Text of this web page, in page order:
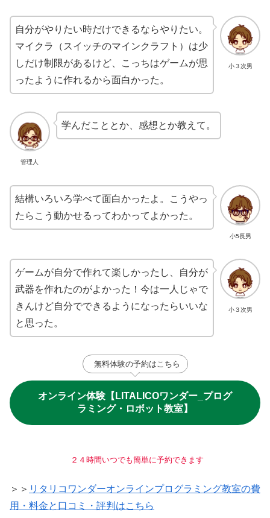
小３次男
自分がやりたい時だけできるならやりたい。
マイクラ（スイッチのマインクラフト）は少
しだけ制限があるけど、こっちはゲームが思
ったように作れるから面白かった。
管理人
学んだこととか、感想とか教えて。
小5長男
結構いろいろ学べて面白かったよ。こうやっ
たらこう動かせるってわかってよかった。
小３次男
ゲームが自分で作れて楽しかったし、自分が
武器を作れたのがよかった！今は一人じゃで
きんけど自分でできるようになったらいいな
と思った。
無料体験の予約はこちら
オンライン体験【LITALICOワンダー_プログ
ラミング・ロボット教室】
２４時間いつでも簡単に予約できます
＞＞ リタリコワンダーオンラインプログラミング教室の費
用・料金と口コミ・評判はこちら